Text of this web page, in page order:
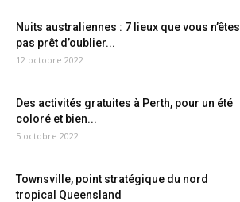
Nuits australiennes : 7 lieux que vous n’êtes
pas prêt d’oublier...
12 octobre 2022
Des activités gratuites à Perth, pour un été
coloré et bien...
5 octobre 2022
Townsville, point stratégique du nord
tropical Queensland